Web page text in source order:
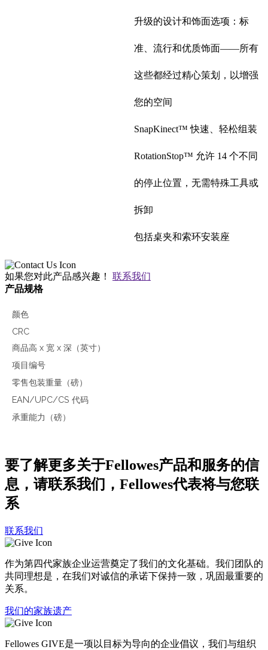
升级的设计和饰面选项：标
准、流行和优质饰面——所有
这些都经过精心策划，以增强
您的空间
SnapKinect™ 快速、轻松组装
RotationStop™ 允许 14 个不同
的停止位置，无需特殊工具或
拆卸
包括桌夹和索环安装座
如果您对此产品感兴趣！ 联系我们
产品规格
颜色
CRC
商品高 x 宽 x 深（英寸）
项目编号
零售包装重量（磅）
EAN/UPC/CS 代码
承重能力（磅）
要了解更多关于Fellowes产品和服务的信
息，请联系我们，Fellowes代表将与您联
系
联系我们
作为第四代家族企业运营奠定了我们的文化基础。我们团队的
共同理想是，在我们对诚信的承诺下保持一致，巩固最重要的
关系。
我们的家族遗产
Fellowes GIVE是一项以目标为导向的企业倡议，我们与组织